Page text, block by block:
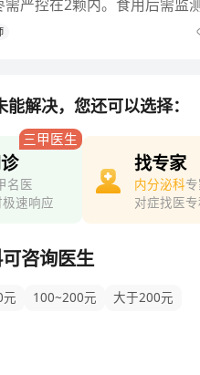
严控在2颗内。食用后需监测
动大
解决，您还可以选择：
三甲医生
名医
速响应
找专家
内分泌科
对症找医
咨询医生
元 100~200元 大于200元